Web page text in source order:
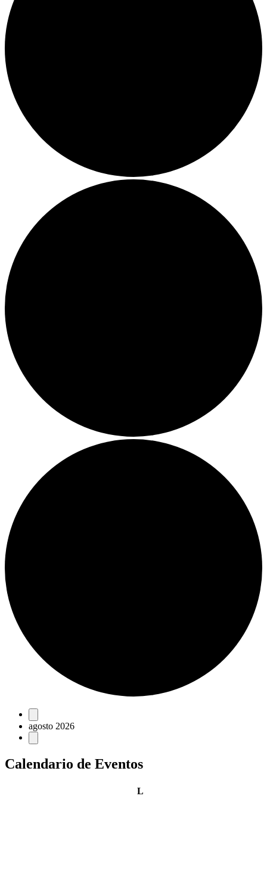
Eventos
agosto 2026
Calendario de Eventos
Llunes